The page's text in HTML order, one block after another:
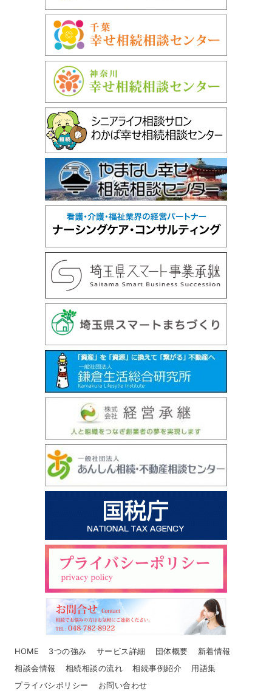
HOME 3つの強み サービス詳細 団体概要
新着情報
相談会情報
相続相談の流れ 相続事例紹介
用語集
プライバシポリシー
お問い合わせ